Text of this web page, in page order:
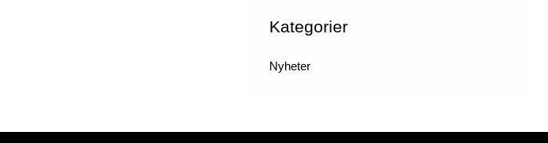
Kategorier
Nyheter